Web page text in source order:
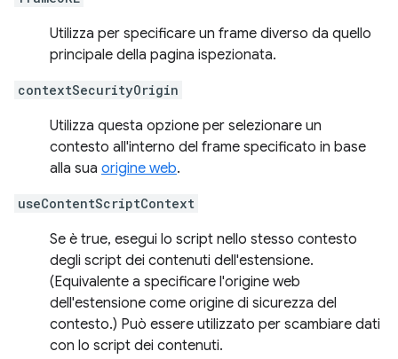
Utilizza per specificare un frame diverso da quello
principale della pagina ispezionata.
contextSecurityOrigin
Utilizza questa opzione per selezionare un
contesto all'interno del frame specificato in base
alla sua origine web.
useContentScriptContext
Se è true, esegui lo script nello stesso contesto
degli script dei contenuti dell'estensione.
(Equivalente a specificare l'origine web
dell'estensione come origine di sicurezza del
contesto.) Può essere utilizzato per scambiare dati
con lo script dei contenuti.